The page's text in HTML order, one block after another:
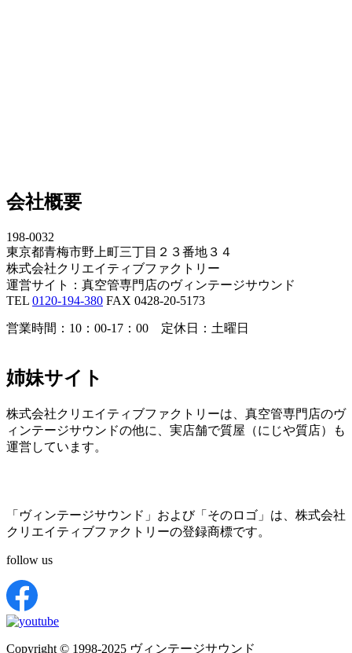
会社概要
198-0032
東京都青梅市野上町三丁目２３番地３４
株式会社クリエイティブファクトリー
運営サイト：真空管専門店のヴィンテージサウンド
TEL 0120-194-380 FAX 0428-20-5173
営業時間：10：00-17：00 定休日：土曜日
姉妹サイト
株式会社クリエイティブファクトリーは、真空管専門店のヴ
ィンテージサウンドの他に、実店舗で質屋（にじや質店）も
運営しています。
「ヴィンテージサウンド」および「そのロゴ」は、株式会社
クリエイティブファクトリーの登録商標です。
follow us
Copyright © 1998-2025 ヴィンテージサウンド